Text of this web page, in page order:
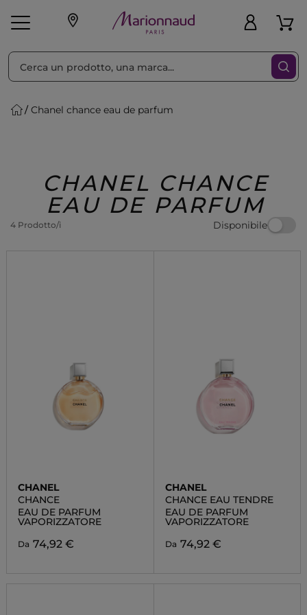
Make-up Profumi
Regalo
Chanel chance eau de parfum
CHANEL CHANCE
EAU DE PARFUM
4 Prodotto/i Disponibile
Ordina per Filtra
CHANEL
CHANCE
EAU DE PARFUM
VAPORIZZATORE
Da 74,92 €
CHANEL
CHANCE EAU TENDRE
EAU DE PARFUM
VAPORIZZATORE
Da 74,92 €